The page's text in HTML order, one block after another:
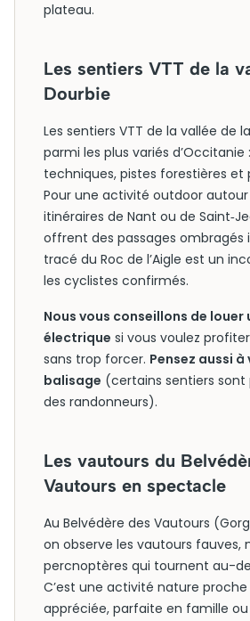
plateau.
Les sentiers VTT de la
Dourbie
Les sentiers VTT de la vallée de
parmi les plus variés d’Occitanie
techniques, pistes forestières et
Pour une activité outdoor autour
itinéraires de Nant ou de
offrent des passages ombragés
tracé du Roc de l’Aigle est un
les cyclistes confirmés.
Nous vous conseillons de louer
électrique si vous voulez
sans trop forcer. Pensez aussi
balisage (certains sentiers
des randonneurs).
Les vautours du
Vautours en spectacle
Au Belvédère des Vautours
on observe les vautours fauves,
percnoptères qui tournent au-
C’est une activité nature proche
appréciée, parfaite en famille ou